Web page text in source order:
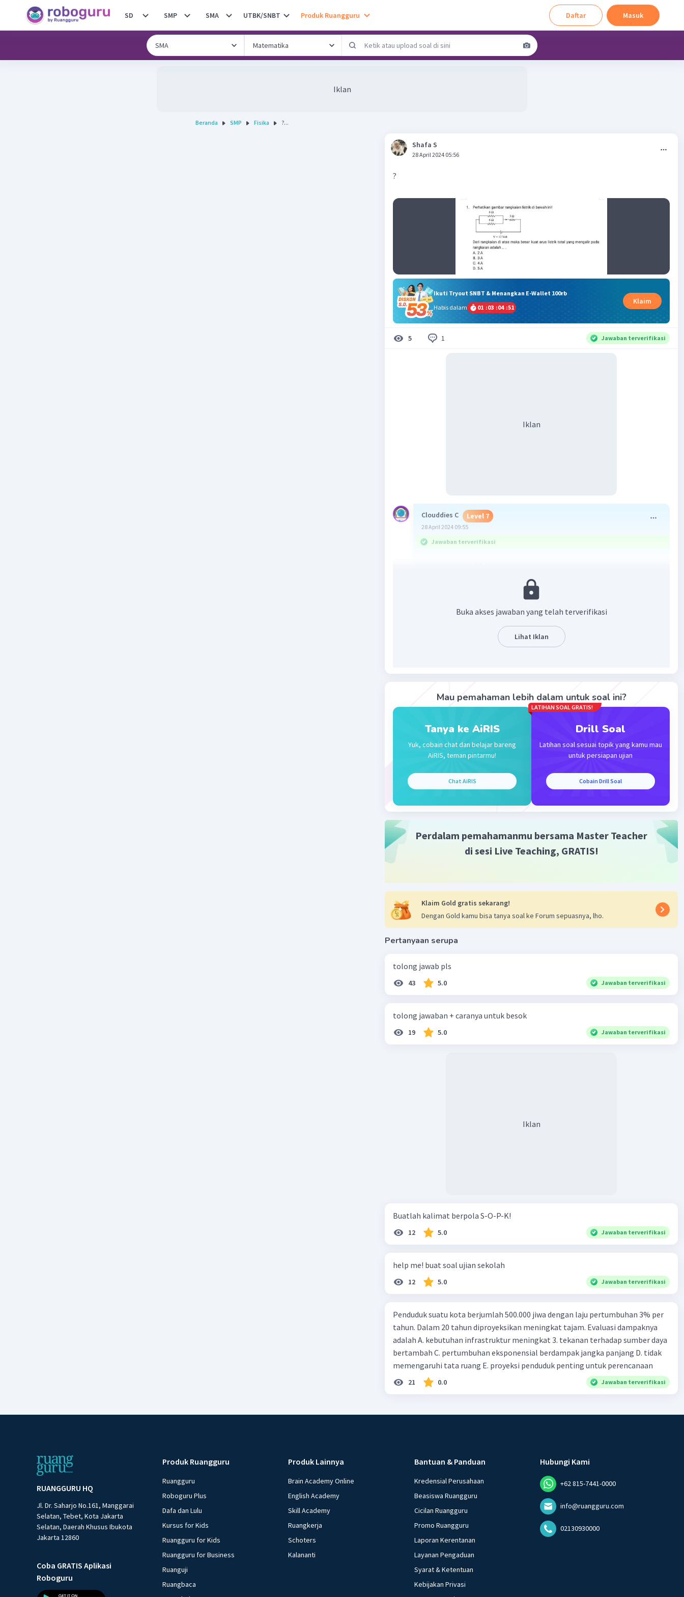
SD SMP SMA UTBK/SNBT Produk Ruangguru Daftar Masuk
Iklan
Beranda SMP Fisika ?...
Shafa S
28 April 2024 05:56
?
Ikuti Tryout SNBT & Menangkan E-Wallet 100rb
Habis dalam
01 :03 :04 :50
Klaim
5 1 Jawaban terverifikasi
Iklan
Clouddies C Level 7
28 April 2024 09:55
Jawaban terverifikasi
Buka akses jawaban yang telah terverifikasi
Lihat Iklan
Mau pemahaman lebih dalam untuk soal ini?
Tanya ke AiRIS
Yuk, cobain chat dan belajar bareng
AiRIS, teman pintarmu!
Chat AiRIS
LATIHAN SOAL GRATIS!
Drill Soal
Latihan soal sesuai topik yang kamu mau
untuk persiapan ujian
Cobain Drill Soal
Perdalam pemahamanmu bersama Master Teacher
di sesi Live Teaching, GRATIS!
Klaim Gold gratis sekarang!
Dengan Gold kamu bisa tanya soal ke Forum sepuasnya, lho.
Pertanyaan serupa
tolong jawab pls
43 5.0 Jawaban terverifikasi
tolong jawaban + caranya untuk besok
19 5.0 Jawaban terverifikasi
Iklan
Buatlah kalimat berpola S-O-P-K!
12 5.0 Jawaban terverifikasi
help me! buat soal ujian sekolah
12 5.0 Jawaban terverifikasi
Penduduk suatu kota berjumlah 500.000 jiwa dengan laju pertumbuhan 3% per
tahun. Dalam 20 tahun diproyeksikan meningkat tajam. Evaluasi dampaknya
adalah A. kebutuhan infrastruktur meningkat 3. tekanan terhadap sumber daya
bertambah C. pertumbuhan eksponensial berdampak jangka panjang D. tidak
memengaruhi tata ruang E. proyeksi penduduk penting untuk perencanaan
21 0.0 Jawaban terverifikasi
RUANGGURU HQ
Jl. Dr. Saharjo No.161, Manggarai
Selatan, Tebet, Kota Jakarta
Selatan, Daerah Khusus Ibukota
Jakarta 12860
Coba GRATIS Aplikasi
Roboguru
Produk Ruangguru
Ruangguru
Roboguru Plus
Dafa dan Lulu
Kursus for Kids
Ruangguru for Kids
Ruangguru for Business
Ruanguji
Ruangbaca
Produk Lainnya
Brain Academy Online
English Academy
Skill Academy
Ruangkerja
Schoters
Kalananti
Bantuan & Panduan
Kredensial Perusahaan
Beasiswa Ruangguru
Cicilan Ruangguru
Promo Ruangguru
Laporan Kerentanan
Layanan Pengaduan
Syarat & Ketentuan
Kebijakan Privasi
Hubungi Kami
+62 815-7441-0000
info@ruangguru.com
02130930000